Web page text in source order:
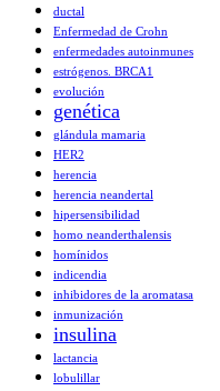
ductal
Enfermedad de Crohn
enfermedades autoinmunes
estrógenos. BRCA1
evolución
genética
glándula mamaria
HER2
herencia
herencia neandertal
hipersensibilidad
homo neanderthalensis
homínidos
indicendia
inhibidores de la aromatasa
inmunización
insulina
lactancia
lobulillar